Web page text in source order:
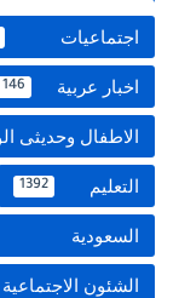
اجتماعيات
اخبار عربية 146
الاطفال وحديثى
التعليم 1392
السعودية
الشئون الاجتماعية